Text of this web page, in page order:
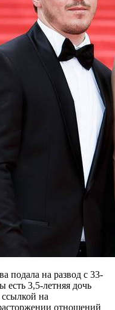
подала на развод с 33-
3,5-летняя дочь
на
отношений